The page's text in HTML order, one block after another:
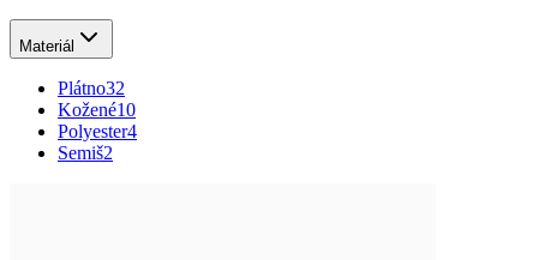
Materiál
Plátno32
Kožené10
Polyester4
Semiš2